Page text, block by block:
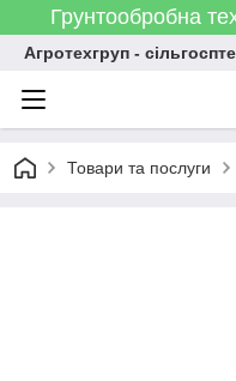
Грунтообробна
Агротехгруп -
Товари та послуги